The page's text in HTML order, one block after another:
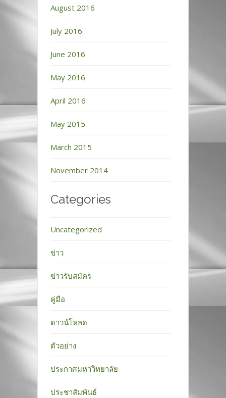
August 2016
July 2016
June 2016
May 2016
April 2016
May 2015
March 2015
November 2014
Categories
Uncategorized
ข่าว
ข่าวรับสมัคร
คู่มือ
ดาวน์โหลด
ตัวอย่าง
ประกาศมหาวิทยาลัย
ประชาสัมพันธ์